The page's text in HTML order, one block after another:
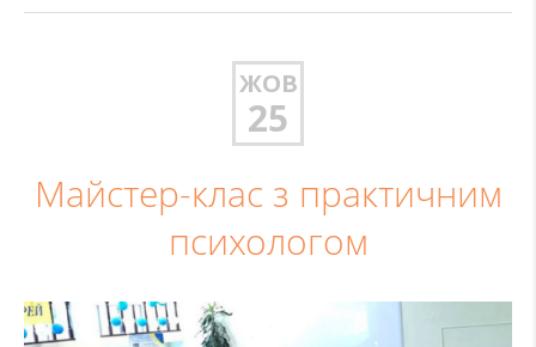
ЖОВ
25
Майстер-клас з практичним
психологом